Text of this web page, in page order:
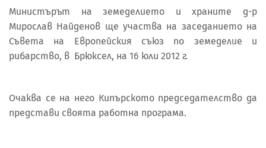
Министърът на земеделието и храните д-р
Мирослав Найденов ще участва на заседанието на
Съвета на Европейския съюз по земеделие и
рибарство, в Брюксел, на 16 юли 2012 г.
Очаква се на него Кипърското председателство да
представи своята работна програма.